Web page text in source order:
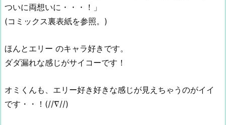
ついに両想いに・・・！」
(コミックス裏表紙を参照。)
ほんとエリー のキャラ好きです。
ダダ漏れな感じがサイコーです！
オミくんも、エリー好き好きな感じが見えちゃうのがイイ
です・・！(//∇//)